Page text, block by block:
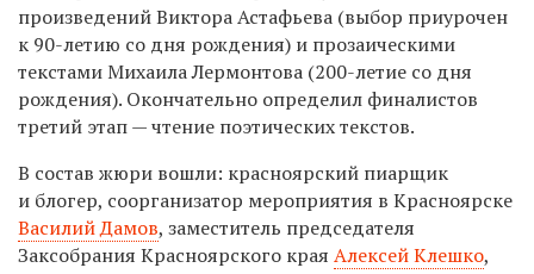
произведений Виктора Астафьева (выбор приурочен
к 90-летию со дня рождения) и прозаическими
текстами Михаила Лермонтова (200-летие со дня
рождения). Окончательно определил финалистов
третий этап — чтение поэтических текстов.
В состав жюри вошли: красноярский пиарщик
и блогер, соорганизатор мероприятия в Красноярске
Василий Дамов, заместитель председателя
Заксобрания Красноярского края Алексей Клешко,